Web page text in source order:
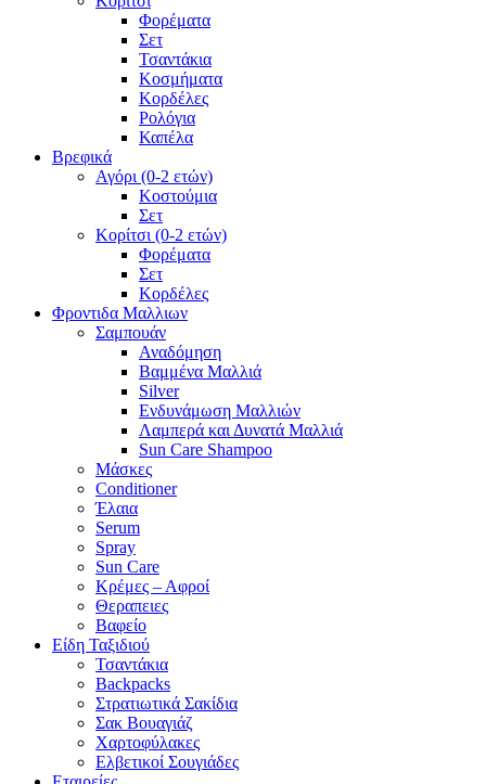
Φορέματα
Σετ
Τσαντάκια
Κοσμήματα
Κορδέλες
Ρολόγια
Καπέλα
Βρεφικά
Αγόρι (0-2 ετών)
Κοστούμια
Σετ
Κορίτσι (0-2 ετών)
Φορέματα
Σετ
Κορδέλες
Φροντιδα Μαλλιων
Σαμπουάν
Αναδόμηση
Βαμμένα Μαλλιά
Silver
Ενδυνάμωση Μαλλιών
Λαμπερά και Δυνατά Μαλλιά
Sun Care Shampoo
Μάσκες
Conditioner
Έλαια
Serum
Spray
Sun Care
Κρέμες – Αφροί
Θεραπειες
Βαφείο
Είδη Ταξιδιού
Τσαντάκια
Backpacks
Στρατιωτικά Σακίδια
Σακ Βουαγιάζ
Χαρτοφύλακες
Ελβετικοί Σουγιάδες